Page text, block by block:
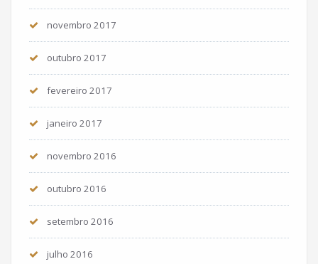
novembro 2017
outubro 2017
fevereiro 2017
janeiro 2017
novembro 2016
outubro 2016
setembro 2016
julho 2016